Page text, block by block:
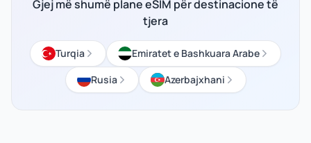
Gjej më shumë plane eSIM për destinacione të
tjera
Turqia
Emiratet e Bashkuara Arabe
Rusia
Azerbajxhani